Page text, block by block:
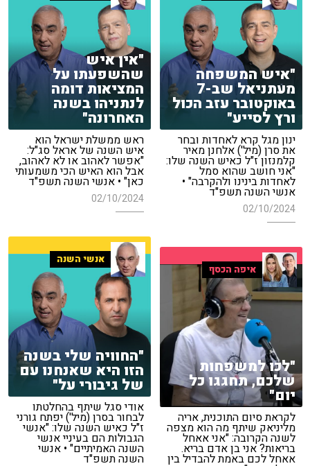
"איש המשפחה
מעתניאל שב-7
באוקטובר עזב הכול
ורץ לסייע"
ינון מגל קרא לאחדות ובחר
את סרן (מיל') אלחנן מאיר
קלמנזון ז"ל כאיש השנה שלו:
"אני חושב שהוא סמל
לאחדות בינינו ולהקרבה" •
אנשי השנה תשפ"ד
02/10/2024
"אין איש
שהשפעתו על
המציאות דומה
לנתניהו בשנה
האחרונה"
ראש ממשלת ישראל הוא
איש השנה של אראל סג"ל:
"אפשר לאהוב או לא לאהוב,
אבל הוא האיש הכי משמעותי
כאן" • אנשי השנה תשפ"ד
02/10/2024
אנשי השנה
"החוויה שלי בשנה
הזו היא שאנחנו עם
של גיבורי על"
אודי סגל שיתף בהחלטתו
לבחור בסרן (מיל') יפתח גורני
ז"ל כאיש השנה שלו: "אנשי
הגבולות הם בעיניי אנשי
השנה האמיתיים" • אנשי
השנה תשפ"ד
איפה הכסף
"לכו למשפחות
שלכם, תחגגו כל
יום"
לקראת סיום התוכנית, אריה
מליניאק שיתף מה הוא מצפה
לשנה הקרובה: "אני אאחל
בריאות? אני בן אדם בריא.
אאחל לכם באמת להבדיל בין